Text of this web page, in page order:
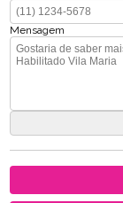
Mensagem